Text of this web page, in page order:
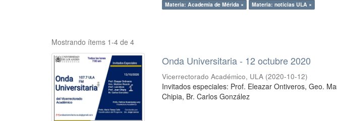
Materia: Academia de Mérida × Materia: noticias ULA ×
Mostrando ítems 1-4 de 4
Onda Universitaria - 12 octubre 2020
Vicerrectorado Académico, ULA (2020-10-12)
Invitados especiales: Prof. Eleazar Ontiveros, Geo.
Chipia, Br. Carlos González